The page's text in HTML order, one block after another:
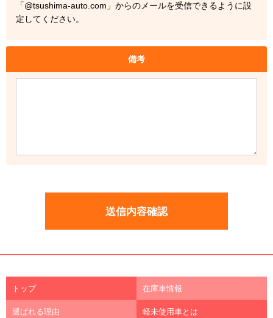
「@tsushima-auto.com」からのメールを受信できるように設
定してください。
備考
トップ 在庫車情報
選ばれる理由 軽未使用車とは